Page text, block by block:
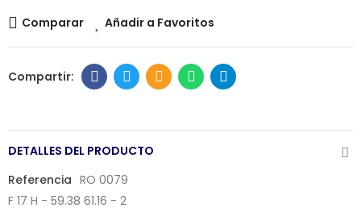
Comparar Añadir a Favoritos
DETALLES DEL PRODUCTO
Referencia RO 0079
F 17 H - 59.38 61.16 - 2